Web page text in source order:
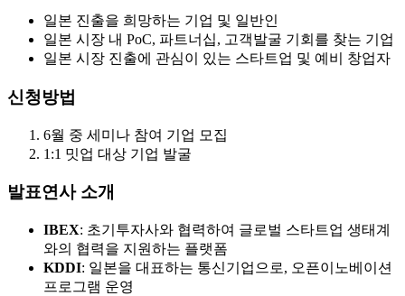
일본 진출을 희망하는 기업 및 일반인
일본 시장 내 PoC, 파트너십, 고객발굴 기회를 찾는 기업
일본 시장 진출에 관심이 있는 스타트업 및 예비 창업자
신청방법
6월 중 세미나 참여 기업 모집
1:1 밋업 대상 기업 발굴
발표연사 소개
IBEX: 초기투자사와 협력하여 글로벌 스타트업 생태계
와의 협력을 지원하는 플랫폼
KDDI: 일본을 대표하는 통신기업으로, 오픈이노베이션
프로그램 운영